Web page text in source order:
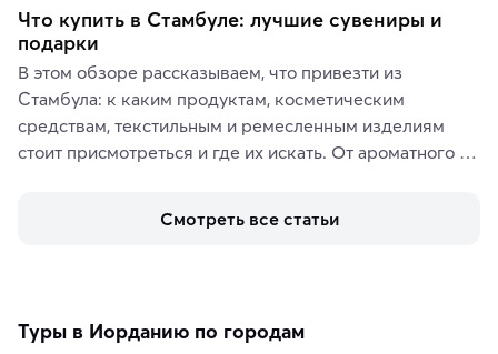
Что купить в Стамбуле: лучшие сувениры и
подарки
В этом обзоре рассказываем, что привезти из
Стамбула: к каким продуктам, косметическим
средствам, текстильным и ремесленным изделиям
стоит присмотреться и где их искать. От ароматного
аутентичных лавках — в подарок близким или себе на
Смотреть все статьи
Туры в Иорданию по городам